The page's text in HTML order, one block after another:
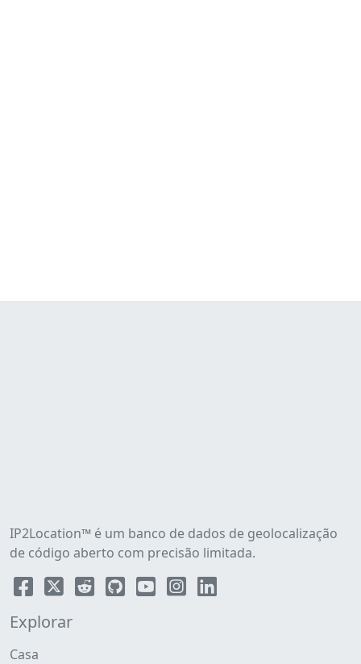
IP2Location™ é um banco de dados de geolocalização
de código aberto com precisão limitada.
Explorar
Casa